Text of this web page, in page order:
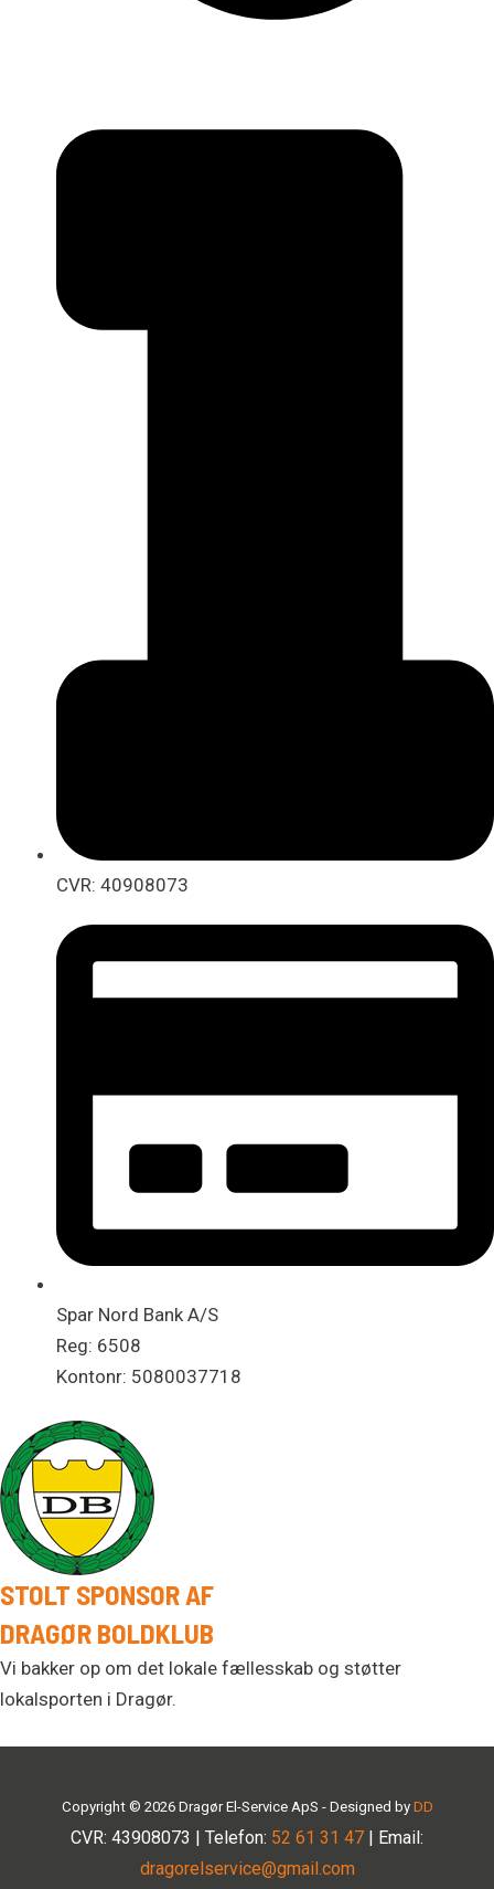
CVR: 40908073
Spar Nord Bank A/S
Reg: 6508
Kontonr: 5080037718
STOLT SPONSOR AF
DRAGØR BOLDKLUB
Vi bakker op om det lokale fællesskab og støtter
lokalsporten i Dragør.
Copyright © 2026 Dragør El-Service ApS - Designed by DD
CVR: 43908073 | Telefon: 52 61 31 47 | Email:
dragorelservice@gmail.com